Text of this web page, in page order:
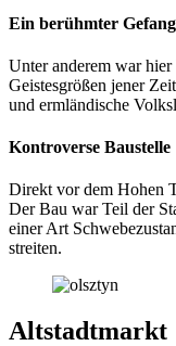
Ein berühmter
Unter anderem war
Geistesgrößen jener
und ermländische
Kontroverse Baustelle
Direkt vor dem Hohen
Der Bau war Teil der
einer Art
streiten.
Altstadtmarkt